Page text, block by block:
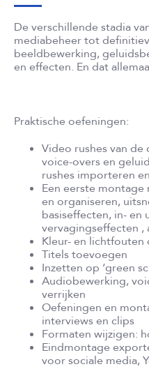
De verschillende stadia
mediabeheer tot
beeldbewerking,
en effecten. En dat
Praktische oefeningen:
Video rushes van
voice-overs en
rushes importeren
Een eerste
en organiseren,
basiseffecten, in- en
vervagingseffecten ,
Kleur- en
Titels toevoegen
Inzetten op ‘green
Audiobewerking,
verrijken
Oefeningen en
interviews en clips
Formaten wijzigen:
Eindmontage
voor sociale media,